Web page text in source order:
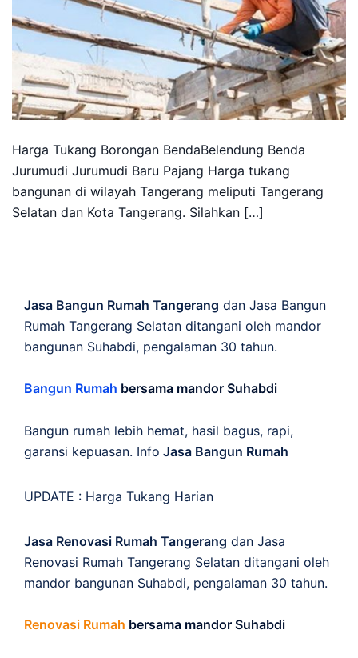
Harga Tukang Borongan BendaBelendung Benda
Jurumudi Jurumudi Baru Pajang Harga tukang
bangunan di wilayah Tangerang meliputi Tangerang
Selatan dan Kota Tangerang. Silahkan […]
Jasa Bangun Rumah Tangerang dan Jasa Bangun
Rumah Tangerang Selatan ditangani oleh mandor
bangunan Suhabdi, pengalaman 30 tahun.
Bangun Rumah bersama mandor Suhabdi
Bangun rumah lebih hemat, hasil bagus, rapi,
garansi kepuasan. Info Jasa Bangun Rumah
UPDATE : Harga Tukang Harian
Jasa Renovasi Rumah Tangerang dan Jasa
Renovasi Rumah Tangerang Selatan ditangani oleh
mandor bangunan Suhabdi, pengalaman 30 tahun.
Renovasi Rumah bersama mandor Suhabdi